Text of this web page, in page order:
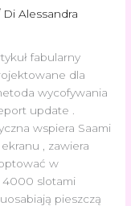
DiAlessandra
fabularny
dla
wycofywania
update .
wspiera Saami
, zawiera
w
4000 slotami
pieszczą